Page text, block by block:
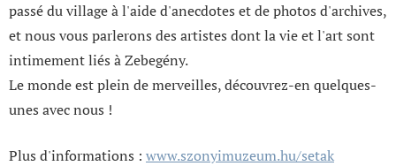
passé du village à l'aide d'anecdotes et de photos d'archives,
et nous vous parlerons des artistes dont la vie et l'art sont
intimement liés à Zebegény.
Le monde est plein de merveilles, découvrez-en quelques-
unes avec nous !
Plus d'informations : www.szonyimuzeum.hu/setak